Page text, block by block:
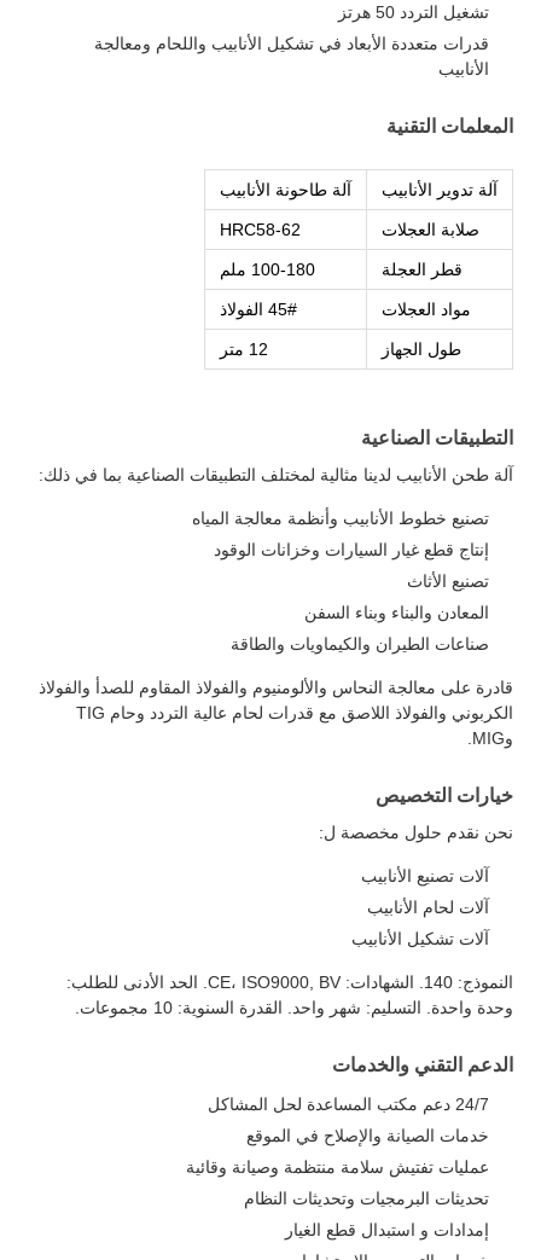
تشغيل التردد 50 هرتز
قدرات متعددة الأبعاد في تشكيل الأنابيب واللحام ومعالجة
الأنابيب
المعلمات التقنية
آلة تدوير الأنابيب آلة طاحونة الأنابيب
صلابة العجلات HRC58-62
قطر العجلة 100-180 ملم
مواد العجلات 45# الفولاذ
طول الجهاز 12 متر
التطبيقات الصناعية
آلة طحن الأنابيب لدينا مثالية لمختلف التطبيقات الصناعية بما في ذلك:
تصنيع خطوط الأنابيب وأنظمة معالجة المياه
إنتاج قطع غيار السيارات وخزانات الوقود
تصنيع الأثاث
المعادن والبناء وبناء السفن
صناعات الطيران والكيماويات والطاقة
قادرة على معالجة النحاس والألومنيوم والفولاذ المقاوم للصدأ والفولاذ
الكربوني والفولاذ اللاصق مع قدرات لحام عالية التردد وحام TIG
وMIG.
خيارات التخصيص
نحن نقدم حلول مخصصة ل:
آلات تصنيع الأنابيب
آلات لحام الأنابيب
آلات تشكيل الأنابيب
النموذج: 140. الشهادات: CE، ISO9000, BV. الحد الأدنى للطلب:
وحدة واحدة. التسليم: شهر واحد. القدرة السنوية: 10 مجموعات.
الدعم التقني والخدمات
24/7 دعم مكتب المساعدة لحل المشاكل
خدمات الصيانة والإصلاح في الموقع
عمليات تفتيش سلامة منتظمة وصيانة وقائية
تحديثات البرمجيات وتحديثات النظام
إمدادات و استبدال قطع الغيار